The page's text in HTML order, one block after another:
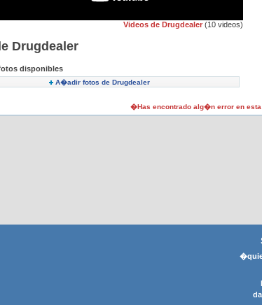
Videos de Drugdealer (10 videos)
Drugdealer
disponibles
A�adir fotos de Drugdealer
�Has encontrado alg�n error en